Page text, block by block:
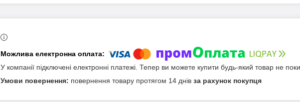
У компанії підключені електронні платежі. Тепер ви можете купити будь-який товар не
повернення товару протягом 14 днів за рахунок покупця